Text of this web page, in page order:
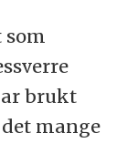
brukt
mange